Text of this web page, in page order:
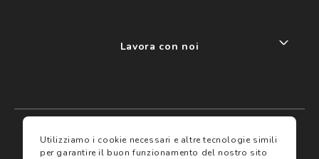
I miei preferiti
Lavora con noi
Utilizziamo i cookie necessari e altre tecnologie simili
per garantire il buon funzionamento del nostro sito